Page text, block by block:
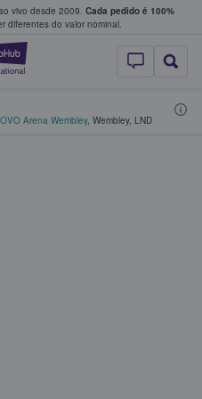
vivo desde 2009. Cada pedido é 100%
diferentes do valor nominal.
StubHub – onde
bilhetes
OVO Arena Wembley, Wembley, LND